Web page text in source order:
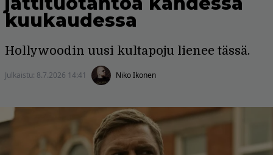
kuukaudessa
Hollywoodin uusi kultapoju lienee tässä.
Julkaistu: 8.7.2026 14:41 Niko Ikonen